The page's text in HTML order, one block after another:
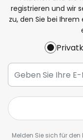
registrieren und wir
zu, den Sie bei
Melden Sie sich für